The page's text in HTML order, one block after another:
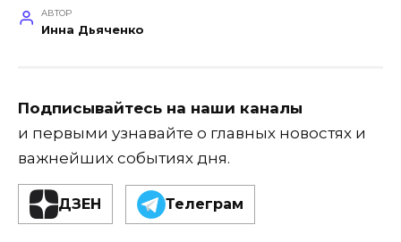
АВТОР
Инна Дьяченко
Подписывайтесь на наши каналы
и первыми узнавайте о главных новостях и
важнейших событиях дня.
ДЗЕН Телеграм